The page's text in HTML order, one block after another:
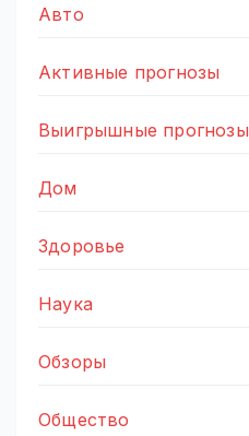
Авто
Активные прогнозы
Выигрышные прогнозы
Дом
Здоровье
Наука
Обзоры
Общество